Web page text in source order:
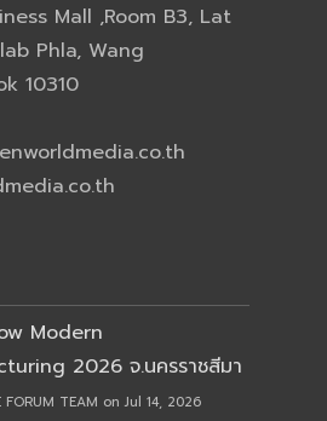
Mall ,Room B3, Lat
Phla, Wang
10310
Modern
2026 จ.นครราชสีมา
FORUM TEAM on Jul 14, 2026